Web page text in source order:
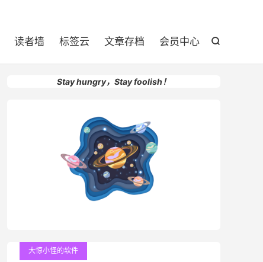

读者墙 标签云 文章存档 会员中心
Stay hungry，Stay foolish！
大惊小怪的软件